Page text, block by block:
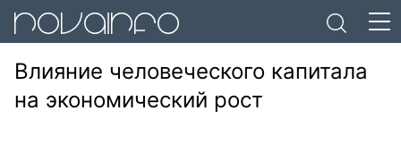
Влияние человеческого капитала
на экономический рост